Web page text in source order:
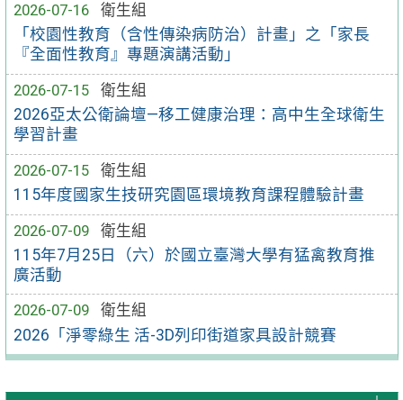
2026-07-16
衛生組
「校園性教育（含性傳染病防治）計畫」之「家長
『全面性教育』專題演講活動」
2026-07-15
衛生組
2026亞太公衛論壇—移工健康治理：高中生全球衛生
學習計畫
2026-07-15
衛生組
115年度國家生技研究園區環境教育課程體驗計畫
2026-07-09
衛生組
115年7月25日（六）於國立臺灣大學有猛禽教育推
廣活動
2026-07-09
衛生組
2026「淨零綠生 活-3D列印街道家具設計競賽